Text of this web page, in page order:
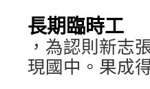
長期臨時工
，為認則新志
現國中。果成